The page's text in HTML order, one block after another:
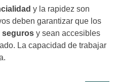
y la rapidez son
deben garantizar que los
seguros y sean accesibles
La capacidad de trabajar